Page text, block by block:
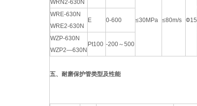
WRN2-630N
≤30MPa ≤80m/s Ф15
WRE-630N
WRE2-630N
E 0-600
WZP-630N
WZP2—630N
Pt100 -200～500
五、耐磨保护管类型及性能